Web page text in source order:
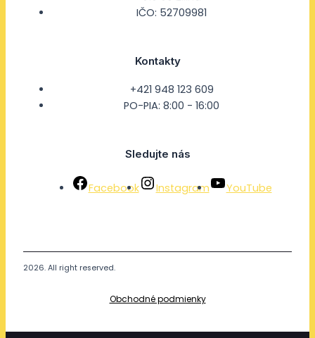
IČO: 52709981
Kontakty
+421 948 123 609
PO-PIA: 8:00 - 16:00
Sledujte nás
Facebook Instagram YouTube
2026. All right reserved.
Obchodné podmienky